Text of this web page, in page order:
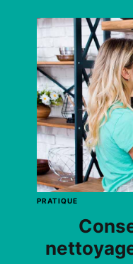
PRATIQUE